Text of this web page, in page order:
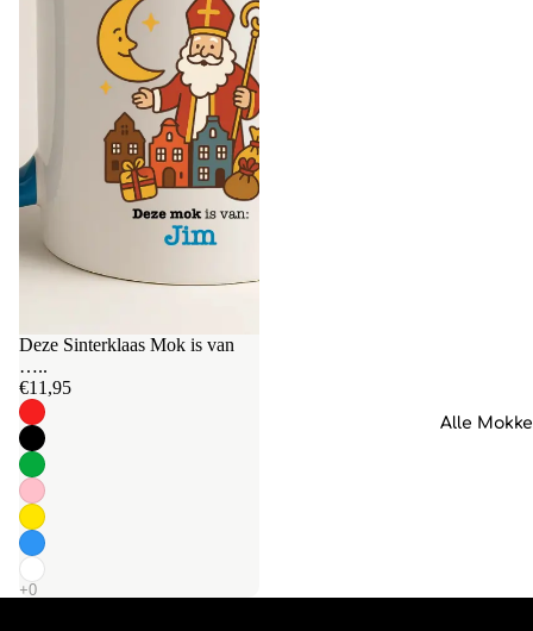
Alle
Deze Sinterklaas Mok is van
…..
€11,95